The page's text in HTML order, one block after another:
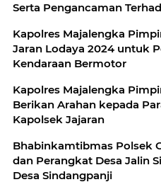
Serta Pengancaman
Kapolres Majalengka
Jaran Lodaya 2024 untuk
Kendaraan Bermotor
Kapolres Majalengka
Berikan Arahan kepada
Kapolsek Jajaran
Bhabinkamtibmas Polsek
dan Perangkat Desa Jalin
Desa Sindangpanji